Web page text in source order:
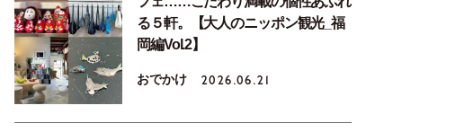
る５軒。【大人のニッポン観光_福
岡編Vol.2】
おでかけ 2026.06.21